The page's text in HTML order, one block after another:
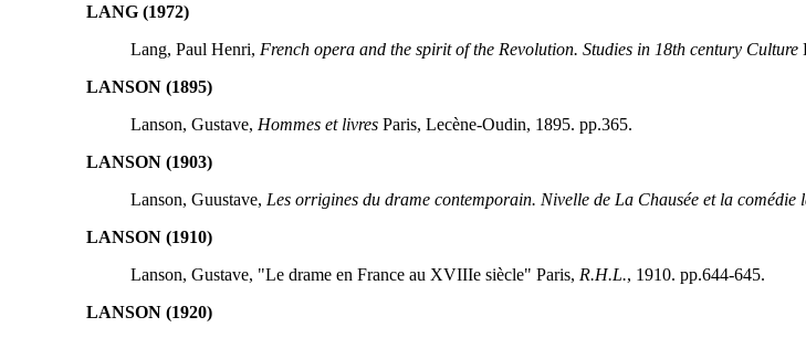
LANG (1972)
Lang, Paul Henri, French opera and the spirit of the Revolution. Studies in 18th century Culture
LANSON (1895)
Lanson, Gustave, Hommes et livresParis, Lecène-Oudin, 1895. pp.365.
LANSON (1903)
Lanson, Guustave, Les orrigines du drame contemporain. Nivelle de La Chausée et la comédie
LANSON (1910)
Lanson, Gustave, "Le drame en France au XVIIIe siècle" Paris, R.H.L., 1910. pp.644-645.
LANSON (1920)